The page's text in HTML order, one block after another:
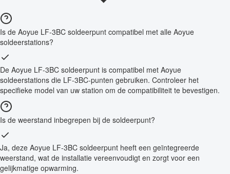
Is de Aoyue LF-3BC soldeerpunt compatibel met alle Aoyue
soldeerstations?
De Aoyue LF-3BC soldeerpunt is compatibel met Aoyue
soldeerstations die LF-3BC-punten gebruiken. Controleer het
specifieke model van uw station om de compatibiliteit te bevestigen.
Is de weerstand inbegrepen bij de soldeerpunt?
Ja, deze Aoyue LF-3BC soldeerpunt heeft een geïntegreerde
weerstand, wat de installatie vereenvoudigt en zorgt voor een
gelijkmatige opwarming.